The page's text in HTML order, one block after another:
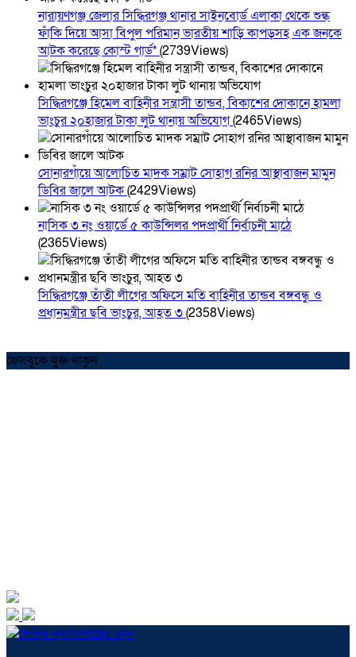
নারায়ণগঞ্জ জেলার সিদ্ধিরগঞ্জ থানার সাইনবোর্ড এলাকা থেকে শুল্ক
ফাঁকি দিয়ে আসা বিপুল পরিমান ভারতীয় শাড়ি কাপড়সহ এক জনকে
আটক করেছে কোস্ট গার্ড*(2739Views)
সিদ্ধিরগঞ্জে হিমেল বাহিনীর সন্ত্রাসী তান্ডব, বিকাশের দোকানে হামলা
ভাংচুর ২০হাজার টাকা লুট থানায় অভিযোগ(2465Views)
সোনারগাঁয়ে আলোচিত মাদক সম্রাট সোহাগ রনির আস্থাবাজন মামুন
ডিবির জালে আটক(2429Views)
নাসিক ৩ নং ওয়ার্ডে ৫ কাউন্সিলর পদপ্রার্থী নির্বাচনী মাঠে
(2365Views)
সিদ্ধিরগঞ্জে তাঁতী লীগের অফিসে মতি বাহিনীর তান্ডব বঙ্গবন্ধু ও
প্রধানমন্ত্রীর ছবি ভাংচুর, আহত ৩(2358Views)
ফেসবুকে যুক্ত থাকুন